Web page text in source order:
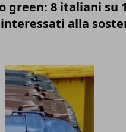
green: 8 italiani su
alla